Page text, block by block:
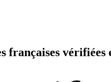
françaises vérifiées